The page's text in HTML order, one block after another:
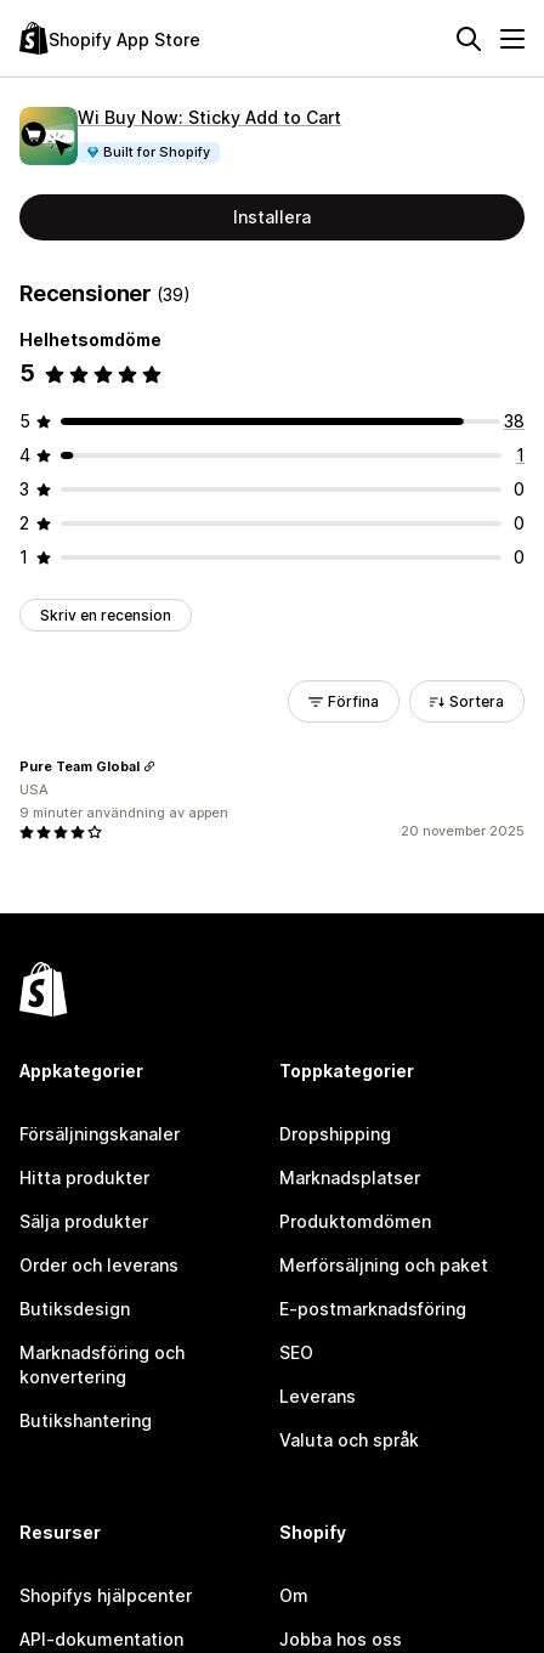
Shopify App Store
Wi Buy Now: Sticky Add to Cart
Built for Shopify
Installera
Recensioner (39)
Helhetsomdöme
5
5
38
4
1
3
0
2
0
1
0
Skriv en recension
Förfina Sortera
20 november 2025
Pure Team Global
USA
9 minuter användning av appen
Appkategorier
Försäljningskanaler
Hitta produkter
Sälja produkter
Order och leverans
Butiksdesign
Marknadsföring och
konvertering
Butikshantering
Toppkategorier
Dropshipping
Marknadsplatser
Produktomdömen
Merförsäljning och paket
E-postmarknadsföring
SEO
Leverans
Valuta och språk
Resurser
Shopifys hjälpcenter
API-dokumentation
Shopify
Om
Jobba hos oss